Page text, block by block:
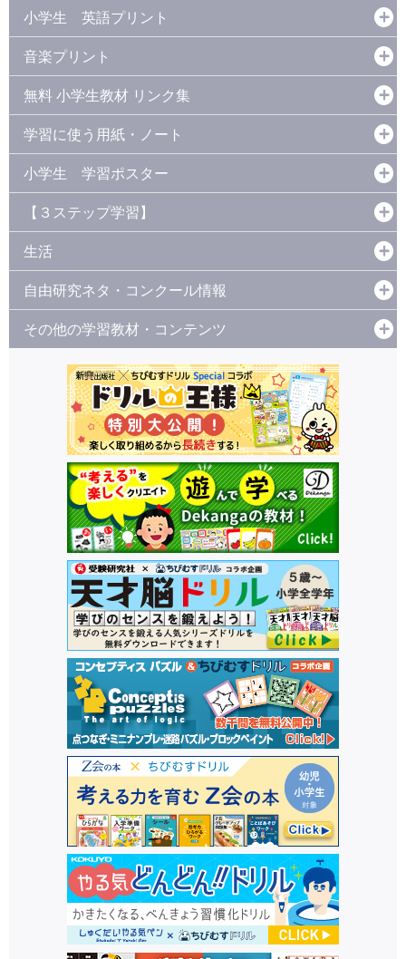
小学生 英語プリント
音楽プリント
無料 小学生教材 リンク集
学習に使う用紙・ノート
小学生 学習ポスター
【３ステップ学習】
生活
自由研究ネタ・コンクール情報
その他の学習教材・コンテンツ